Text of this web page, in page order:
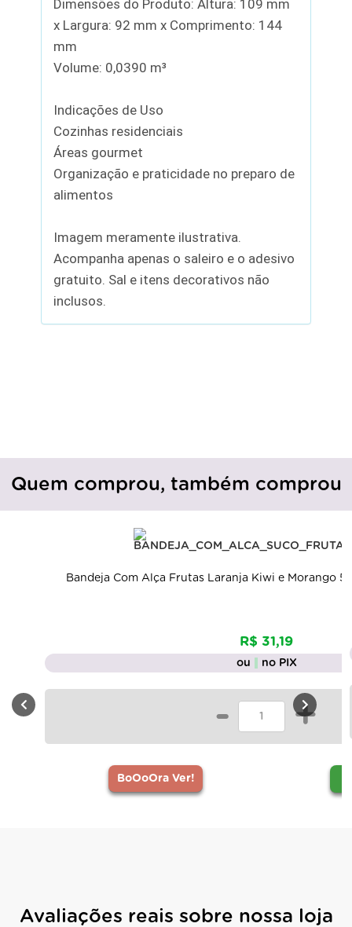
Dimensões do Produto: Altura: 109 mm
x Largura: 92 mm x Comprimento: 144
mm
Volume: 0,0390 m³
Indicações de Uso
Cozinhas residenciais
Áreas gourmet
Organização e praticidade no preparo de
alimentos
Imagem meramente ilustrativa.
Acompanha apenas o saleiro e o adesivo
gratuito. Sal e itens decorativos não
inclusos.
Quem comprou, também comprou
Bandeja Com Alça Frutas Laranja Kiwi e Morango
R$ 31,19
ou no PIX
- +
BoOoOra Ver!
Avaliações reais sobre nossa loja